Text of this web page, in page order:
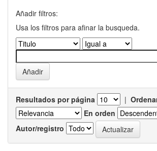
Añadir filtros:
Usa los filtros para afinar la busqueda.
Resultados por página |
En orden
Autor/registro